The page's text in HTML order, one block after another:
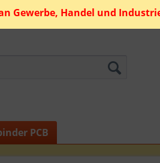
Gewerbe, Handel und
PCB